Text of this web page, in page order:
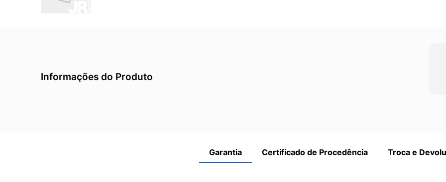
Informações do Produto
Garantia Certificado de Procedência Troca e